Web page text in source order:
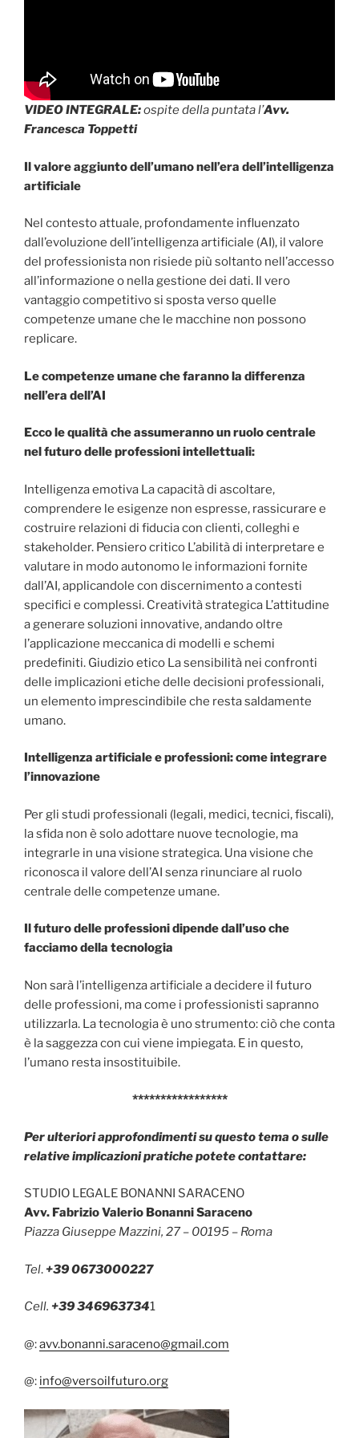
VIDEO INTEGRALE:ospite della puntata l’Avv.
Francesca Toppetti
Il valore aggiunto dell’umano nell’era dell’intelligenza
artificiale
Nel contesto attuale, profondamente influenzato
dall’evoluzione dell’intelligenza artificiale (AI), il valore
del professionista non risiede più soltanto nell’accesso
all’informazione o nella gestione dei dati. Il vero
vantaggio competitivo si sposta verso quelle
competenze umane che le macchine non possono
replicare.
Le competenze umane che faranno la differenza
nell’era dell’AI
Ecco le qualità che assumeranno un ruolo centrale
nel futuro delle professioni intellettuali:
Intelligenza emotiva La capacità di ascoltare,
comprendere le esigenze non espresse, rassicurare e
costruire relazioni di fiducia con clienti, colleghi e
stakeholder. Pensiero critico L’abilità di interpretare e
valutare in modo autonomo le informazioni fornite
dall’AI, applicandole con discernimento a contesti
specifici e complessi. Creatività strategica L’attitudine
a generare soluzioni innovative, andando oltre
l’applicazione meccanica di modelli e schemi
predefiniti. Giudizio etico La sensibilità nei confronti
delle implicazioni etiche delle decisioni professionali,
un elemento imprescindibile che resta saldamente
umano.
Intelligenza artificiale e professioni: come integrare
l’innovazione
Per gli studi professionali (legali, medici, tecnici, fiscali),
la sfida non è solo adottare nuove tecnologie, ma
integrarle in una visione strategica. Una visione che
riconosca il valore dell’AI senza rinunciare al ruolo
centrale delle competenze umane.
Il futuro delle professioni dipende dall’uso che
facciamo della tecnologia
Non sarà l’intelligenza artificiale a decidere il futuro
delle professioni, ma come i professionisti sapranno
utilizzarla. La tecnologia è uno strumento: ciò che conta
è la saggezza con cui viene impiegata. E in questo,
l’umano resta insostituibile.
*****************
Per ulteriori approfondimenti su questo tema o sulle
relative implicazioni pratiche potete contattare:
STUDIO LEGALE BONANNI SARACENO
Avv. Fabrizio Valerio Bonanni Saraceno
Piazza Giuseppe Mazzini, 27 – 00195 – Roma
Tel.+39 0673000227
Cell. +39 3469637341
@:avv.bonanni.saraceno@gmail.com
@: info@versoilfuturo.org